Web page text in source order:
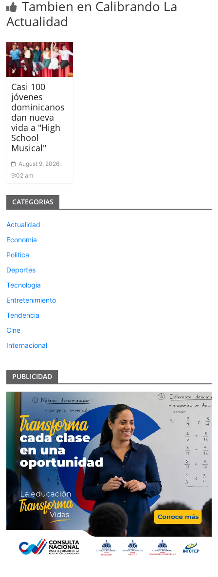
Tambien en Calibrando La
Actualidad
Casi 100
jóvenes
dominicanos
dan nueva
vida a "High
School
Musical"
August 9, 2026,
9:02 am
CATEGORIAS
Actualidad
Economía
Politica
Deportes
Tecnologia
Entretenimiento
Tendencia
Cine
Internacional
PUBLICIDAD